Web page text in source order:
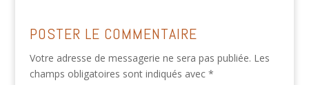
POSTER LE COMMENTAIRE
Votre adresse de messagerie ne sera pas publiée. Les
champs obligatoires sont indiqués avec *